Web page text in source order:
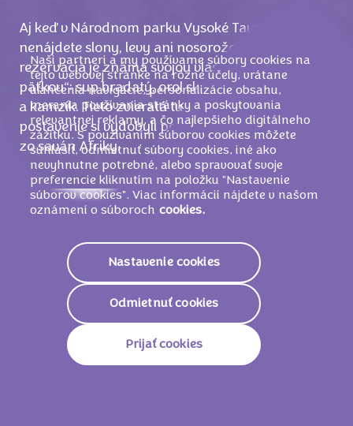
Aj keď v Národnom parku Vysoké Taury
nenájdete slony, levy ani nosorožce, táto prírodná
rezervácia je známa svojou vlastnou „veľkou
päťkou“: sup bradatý, orol skalný, svišť, kozorožec
a kamzík. Tieto zvieratá tu „vládnu“ a svoje
postavenie si vydobyli podobne ako ich priatelia
zo saván Afriky.
Naši partneri a my používame súbory cookies na
tejto webovej stránke na rôzne účely, vrátane
uľahčenia navigácie, personalizácie obsahu,
merania používania stránky a poskytovania
relevantnej reklamy, a čo najlepšieho digitálneho
zážitku. S používaním súborov cookies môžete
súhlasiť, odmietnuť súbory cookies, iné ako
nevyhnutne potrebné, alebo spravovať svoje
preferencie kliknutím na položku "Nastavenie
súborov cookies". Viac informácií nájdete v našom
oznámení o súboroch cookies.
Nastavenie cookies
Odmietnuť cookies
Prijať cookies